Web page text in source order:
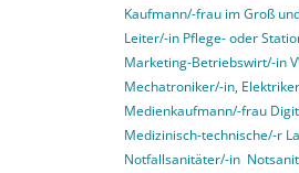
Kaufmann/-frau im Groß
Leiter/-in Pflege- oder
Marketing-Betriebswirt/-in
Mechatroniker/-in,
Medienkaufmann/-frau
Medizinisch-technische/-r
Notfallsanitäter/-in